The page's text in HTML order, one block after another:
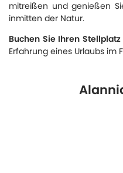
mitreißen und genießen
inmitten der Natur.
Buchen Sie Ihren Stellplatz
Erfahrung eines Urlaubs im